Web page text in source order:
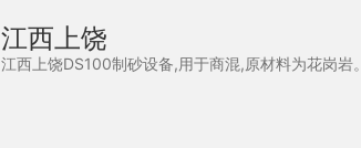
江西上饶
江西上饶DS100制砂设备,用于商混,原材料为花岗